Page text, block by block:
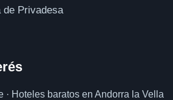
Privadesa
· Hoteles baratos en Andorra la Vella